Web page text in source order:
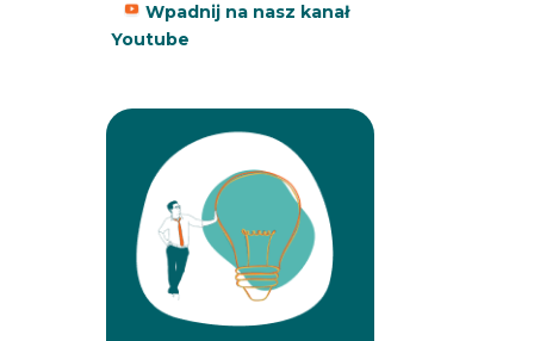
Wpadnij na nasz kanał
Youtube